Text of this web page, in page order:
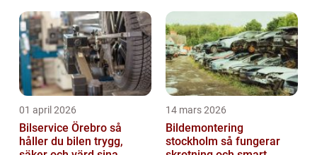
01 april 2026
Bilservice Örebro så
håller du bilen trygg,
14 mars 2026
Bildemontering
stockholm så fungerar